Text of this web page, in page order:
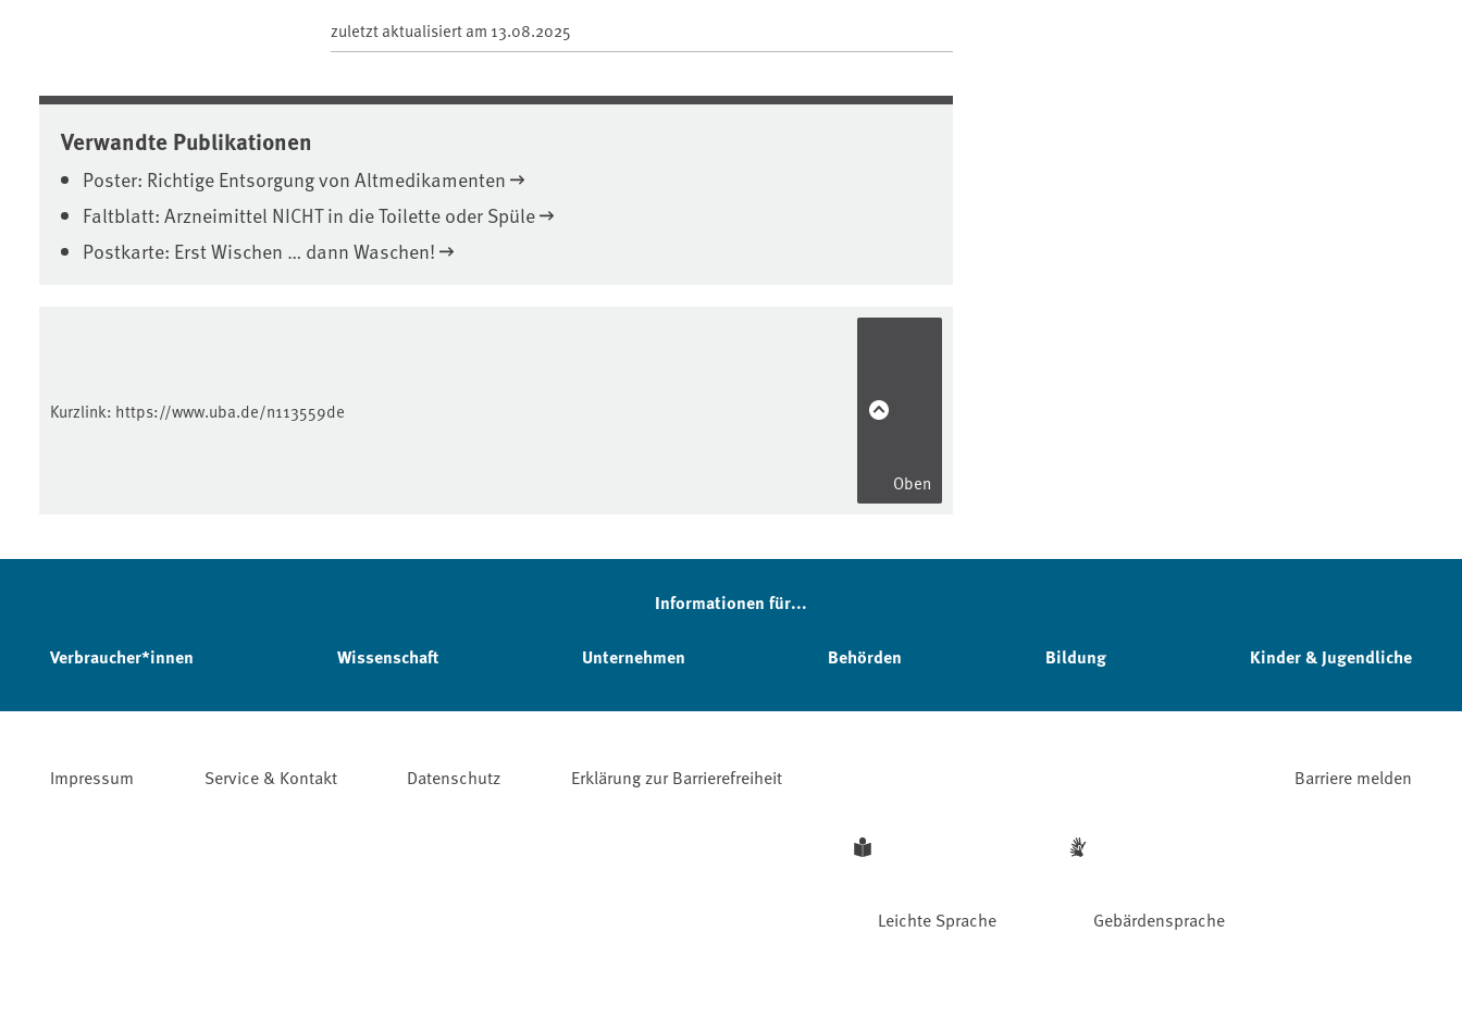
zuletzt aktualisiert am 13.08.2025
Verwandte Publikationen
Poster: Richtige Entsorgung von Altmedikamenten
Faltblatt: Arzneimittel NICHT in die Toilette oder Spüle
Postkarte: Erst Wischen … dann Waschen!
Kurzlink: https://www.uba.de/n113559de
Oben
Informationen für...
Verbraucher*innen Wissenschaft Unternehmen Behörden Bildung Kinder & Jugendliche
Impressum Service & Kontakt Datenschutz Erklärung zur Barrierefreiheit
Leichte Sprache Gebärdensprache
Barriere melden